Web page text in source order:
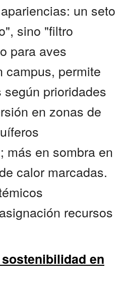
un seto
sino "filtro
para aves
campus, permite
prioridades
en zonas de
más en sombra en
calor marcadas.
recursos
en